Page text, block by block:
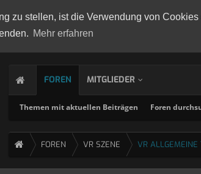
zu stellen, ist die Verwendung von
Mehr erfahren
FOREN
Themen mit aktuellen Beiträgen Foren
MITGLIEDER
FOREN VR SZENE VR ALLGEMEINE